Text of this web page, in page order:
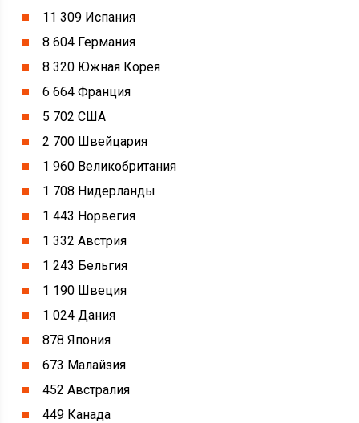
11 309 Испания
8 604 Германия
8 320 Южная Корея
6 664 Франция
5 702 США
2 700 Швейцария
1 960 Великобритания
1 708 Нидерланды
1 443 Норвегия
1 332 Австрия
1 243 Бельгия
1 190 Швеция
1 024 Дания
878 Япония
673 Малайзия
452 Австралия
449 Канада